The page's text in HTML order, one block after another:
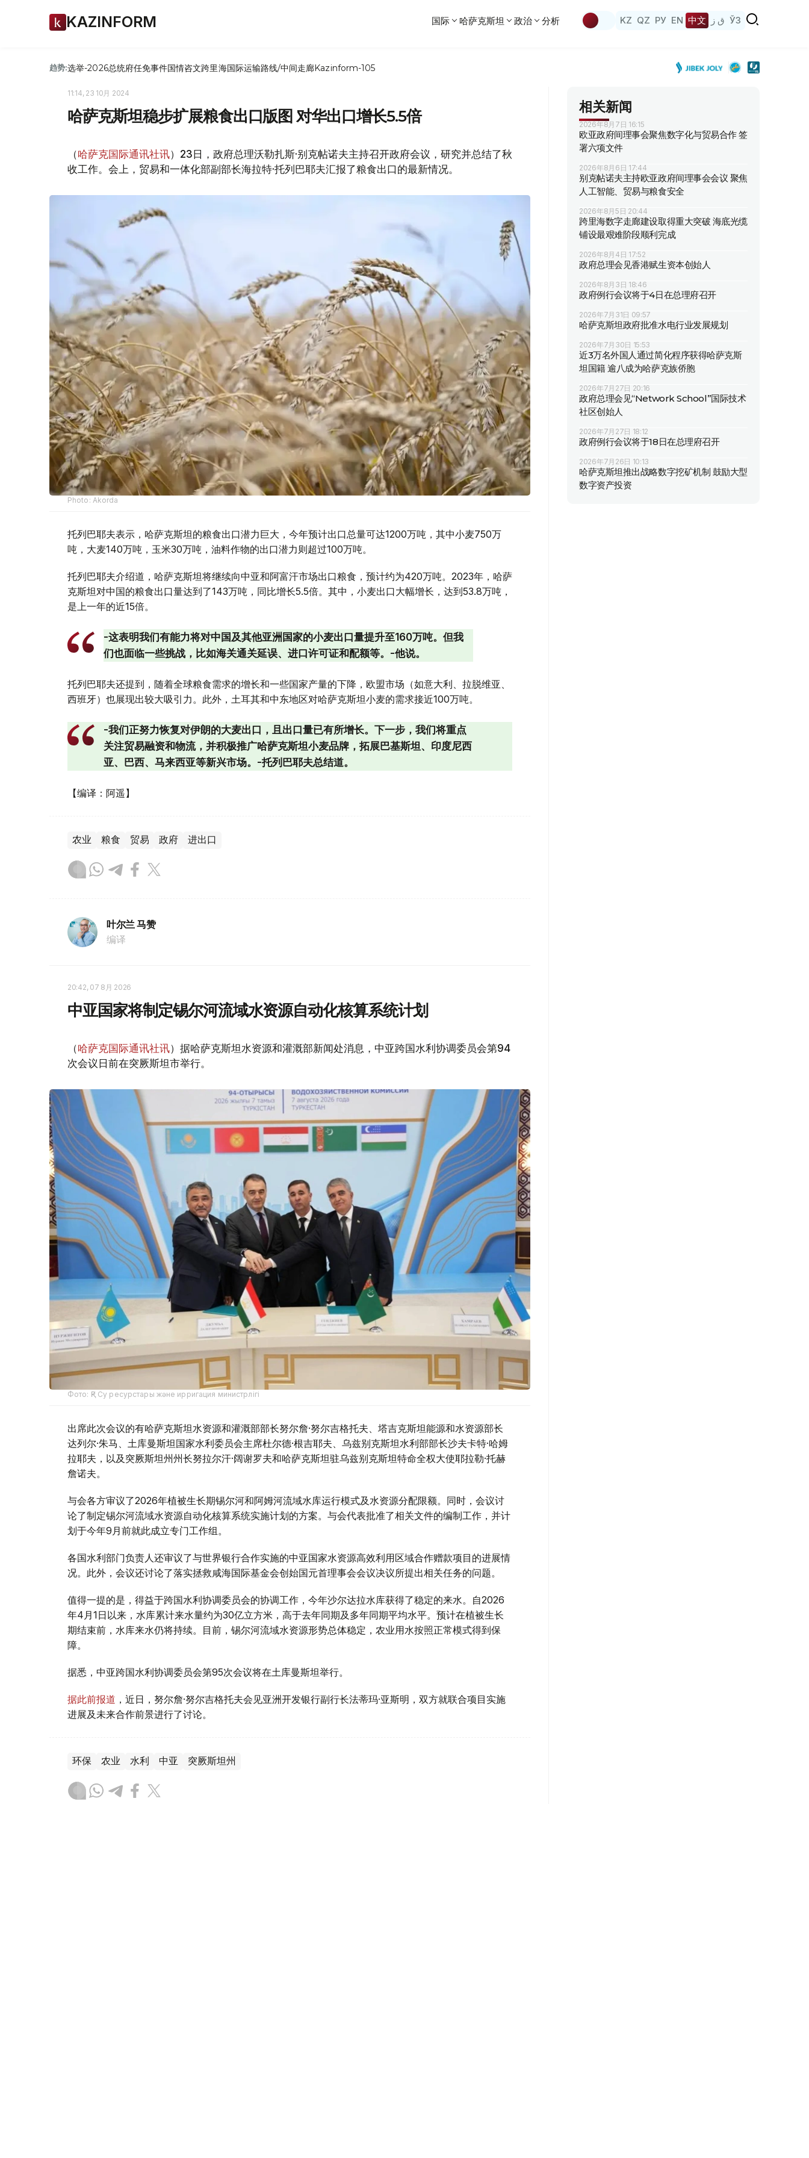
KAZINFORM 国际 哈萨克斯坦 政治 分析 KZ QZ РУ EN 中文 ق ز ЎЗ
趋势:选举-2026总统府任免事件国情咨文跨里海国际运输路线/中间走廊Kazinform-105
11:14, 23 10月 2024
哈萨克斯坦稳步扩展粮食出口版图 对华出口增长5.5倍
（哈萨克国际通讯社讯）23日，政府总理沃勒扎斯·别克帖诺夫主持召开政府会议，研究并总结了秋
收工作。会上，贸易和一体化部副部长海拉特·托列巴耶夫汇报了粮食出口的最新情况。
Photo: Akorda
托列巴耶夫表示，哈萨克斯坦的粮食出口潜力巨大，今年预计出口总量可达1200万吨，其中小麦750万
吨，大麦140万吨，玉米30万吨，油料作物的出口潜力则超过100万吨。
托列巴耶夫介绍道，哈萨克斯坦将继续向中亚和阿富汗市场出口粮食，预计约为420万吨。2023年，哈萨
克斯坦对中国的粮食出口量达到了143万吨，同比增长5.5倍。其中，小麦出口大幅增长，达到53.8万吨，
是上一年的近15倍。
-这表明我们有能力将对中国及其他亚洲国家的小麦出口量提升至160万吨。但我
们也面临一些挑战，比如海关通关延误、进口许可证和配额等。-他说。
托列巴耶夫还提到，随着全球粮食需求的增长和一些国家产量的下降，欧盟市场（如意大利、拉脱维亚、
西班牙）也展现出较大吸引力。此外，土耳其和中东地区对哈萨克斯坦小麦的需求接近100万吨。
-我们正努力恢复对伊朗的大麦出口，且出口量已有所增长。下一步，我们将重点
关注贸易融资和物流，并积极推广哈萨克斯坦小麦品牌，拓展巴基斯坦、印度尼西
亚、巴西、马来西亚等新兴市场。-托列巴耶夫总结道。
【编译：阿遥】
农业 粮食 贸易 政府 进出口
叶尔兰 马赞
编译
20:42, 07 8月 2026
中亚国家将制定锡尔河流域水资源自动化核算系统计划
（哈萨克国际通讯社讯）据哈萨克斯坦水资源和灌溉部新闻处消息，中亚跨国水利协调委员会第94
次会议日前在突厥斯坦市举行。
Фото: ҚР Су ресурстары және ирригация министрлігі
出席此次会议的有哈萨克斯坦水资源和灌溉部部长努尔詹·努尔吉格托夫、塔吉克斯坦能源和水资源部长
达列尔·朱马、土库曼斯坦国家水利委员会主席杜尔德·根吉耶夫、乌兹别克斯坦水利部部长沙夫卡特·哈姆
拉耶夫，以及突厥斯坦州州长努拉尔汗·阔谢罗夫和哈萨克斯坦驻乌兹别克斯坦特命全权大使耶拉勒·托赫
詹诺夫。
与会各方审议了2026年植被生长期锡尔河和阿姆河流域水库运行模式及水资源分配限额。同时，会议讨
论了制定锡尔河流域水资源自动化核算系统实施计划的方案。与会代表批准了相关文件的编制工作，并计
划于今年9月前就此成立专门工作组。
各国水利部门负责人还审议了与世界银行合作实施的中亚国家水资源高效利用区域合作赠款项目的进展情
况。此外，会议还讨论了落实拯救咸海国际基金会创始国元首理事会会议决议所提出相关任务的问题。
值得一提的是，得益于跨国水利协调委员会的协调工作，今年沙尔达拉水库获得了稳定的来水。自2026
年4月1日以来，水库累计来水量约为30亿立方米，高于去年同期及多年同期平均水平。预计在植被生长
期结束前，水库来水仍将持续。目前，锡尔河流域水资源形势总体稳定，农业用水按照正常模式得到保
障。
据悉，中亚跨国水利协调委员会第95次会议将在土库曼斯坦举行。
据此前报道 ，近日，努尔詹·努尔吉格托夫会见亚洲开发银行副行长法蒂玛·亚斯明，双方就联合项目实施
进展及未来合作前景进行了讨论。
环保 农业 水利 中亚 突厥斯坦州
相关新闻
2026年8月7日 16:15
欧亚政府间理事会聚焦数字化与贸易合作 签
署六项文件
2026年8月6日 17:44
别克帖诺夫主持欧亚政府间理事会会议 聚焦
人工智能、贸易与粮食安全
2026年8月5日 20:44
跨里海数字走廊建设取得重大突破 海底光缆
铺设最艰难阶段顺利完成
2026年8月4日 17:52
政府总理会见香港赋生资本创始人
2026年8月3日 18:46
政府例行会议将于4日在总理府召开
2026年7月31日 09:57
哈萨克斯坦政府批准水电行业发展规划
2026年7月30日 15:53
近3万名外国人通过简化程序获得哈萨克斯
坦国籍 逾八成为哈萨克族侨胞
2026年7月27日 20:16
政府总理会见“Network School”国际技术
社区创始人
2026年7月27日 18:12
政府例行会议将于18日在总理府召开
2026年7月26日 10:13
哈萨克斯坦推出战略数字挖矿机制 鼓励大型
数字资产投资